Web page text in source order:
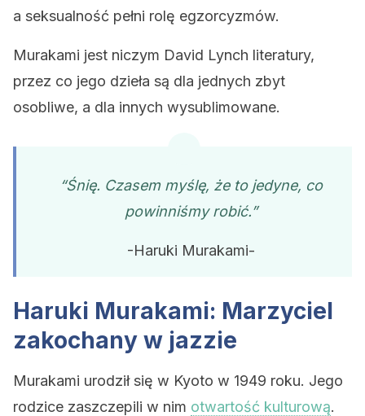
a seksualność pełni rolę egzorcyzmów.
Murakami jest niczym David Lynch literatury,
przez co jego dzieła są dla jednych zbyt
osobliwe, a dla innych wysublimowane.
“Śnię. Czasem myślę, że to jedyne, co
powinniśmy robić.”
-Haruki Murakami-
Haruki Murakami: Marzyciel
zakochany w jazzie
Murakami urodził się w Kyoto w 1949 roku. Jego
rodzice zaszczepili w nim otwartość kulturową.